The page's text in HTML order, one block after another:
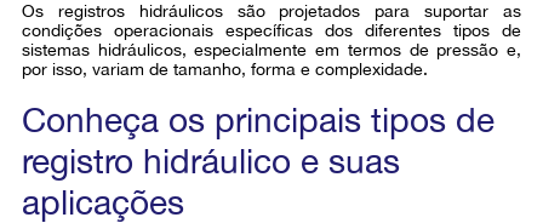
Os registros hidráulicos são projetados para suportar as
condições operacionais específicas dos diferentes tipos de
sistemas hidráulicos, especialmente em termos de pressão e,
por isso, variam de tamanho, forma e complexidade.
Conheça os principais tipos de
registro hidráulico e suas
aplicações